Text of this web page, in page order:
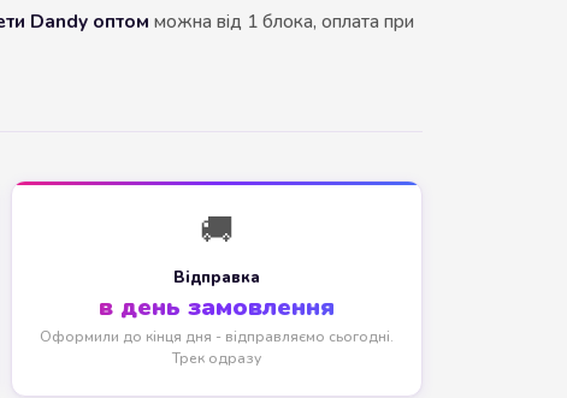
Dandy оптом можна від 1 блока, оплата при
🚚
Відправка
в день замовлення
Оформили до кінця дня - відправляємо сьогодні.
Трек одразу